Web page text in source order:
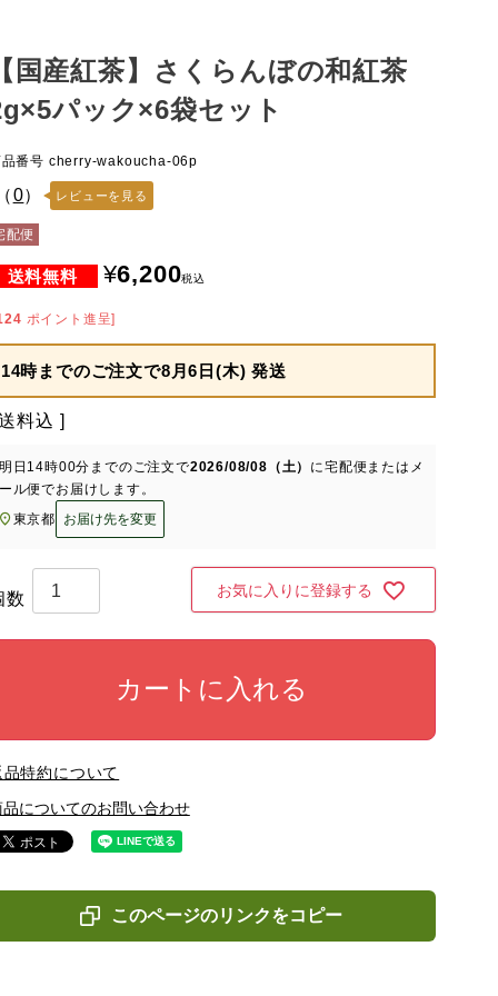
国産紅茶】さくらんぼの和紅茶
パック×6袋セット
番号 cherry-wakoucha-06p
0） レビューを見る
配便
¥6,200税込
ポイント進呈]
14時までのご注文で8月6日(木) 発送
料込
日 14時00分 までのご注文で2026/08/08（土） に宅配便またはメ
ル便でお届けします。
東京都
お届け先を変更
お気に入りに登録する
カートに入れる
品特約について
品についてのお問い合わせ
このページのリンクをコピー